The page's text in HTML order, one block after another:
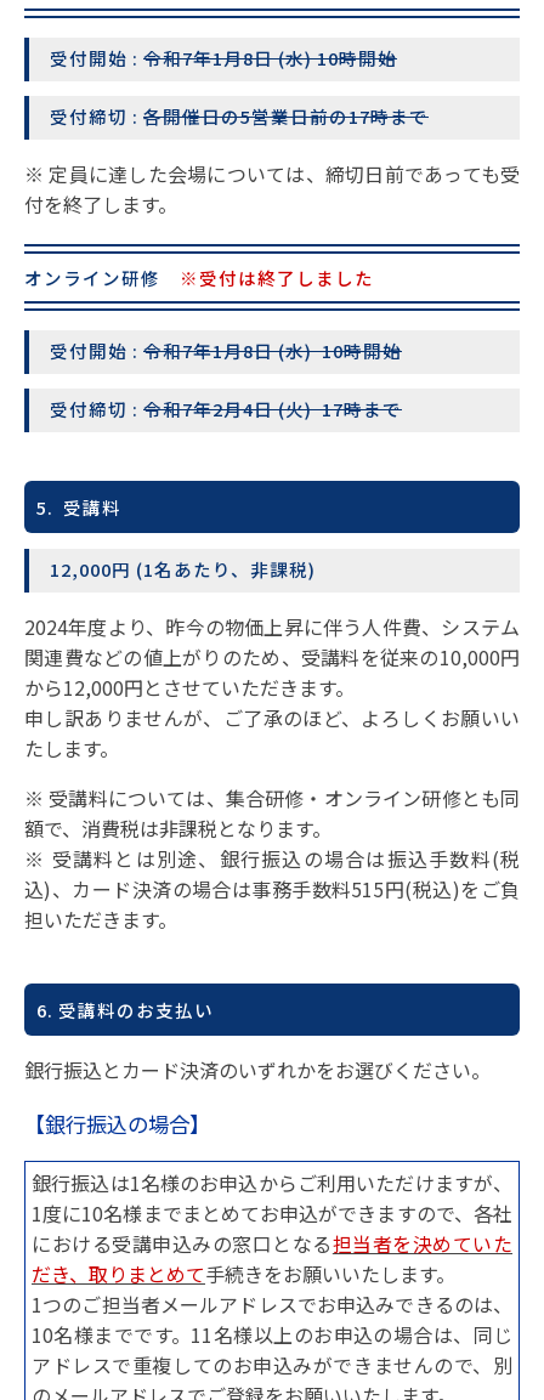
受付開始 : 令和7年1月8日 (水) 10時開始
受付締切 : 各開催日の5営業日前の17時まで
※ 定員に達した会場については、締切日前であっても受
付を終了します。
オンライン研修 ※受付は終了しました
受付開始 : 令和7年1月8日 (水) 10時開始
受付締切 : 令和7年2月4日 (火) 17時まで
5. 受講料
12,000円 (1名あたり、非課税)
2024年度より、昨今の物価上昇に伴う人件費、システム
関連費などの値上がりのため、受講料を従来の10,000円
から12,000円とさせていただきます。
申し訳ありませんが、ご了承のほど、よろしくお願いい
たします。
※ 受講料については、集合研修・オンライン研修とも同
額で、消費税は非課税となります。
※ 受講料とは別途、銀行振込の場合は振込手数料(税
込)、カード決済の場合は事務手数料515円(税込)をご負
担いただきます。
6. 受講料のお支払い
銀行振込とカード決済のいずれかをお選びください。
【銀行振込の場合】
銀行振込は1名様のお申込からご利用いただけますが、
1度に10名様までまとめてお申込ができますので、各社
における受講申込みの窓口となる担当者を決めていた
だき、取りまとめて手続きをお願いいたします。
1つのご担当者メールアドレスでお申込みできるのは、
10名様までです。11名様以上のお申込の場合は、同じ
アドレスで重複してのお申込みができませんので、別